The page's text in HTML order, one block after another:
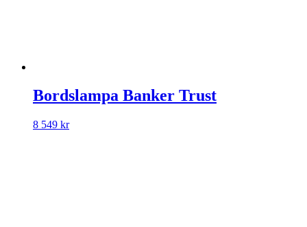
Bordslampa Banker Trust
8 549 kr